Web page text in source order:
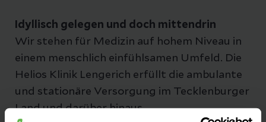
Idyllisch gelegen und doch mittendrin
Wir stehen für Medizin auf hohem Niveau in
einem menschlich einfühlsamen Umfeld. Die
Helios Klinik Lengerich erfüllt die ambulante
und stationäre Versorgung im Tecklenburger
Land und darüber hinaus.